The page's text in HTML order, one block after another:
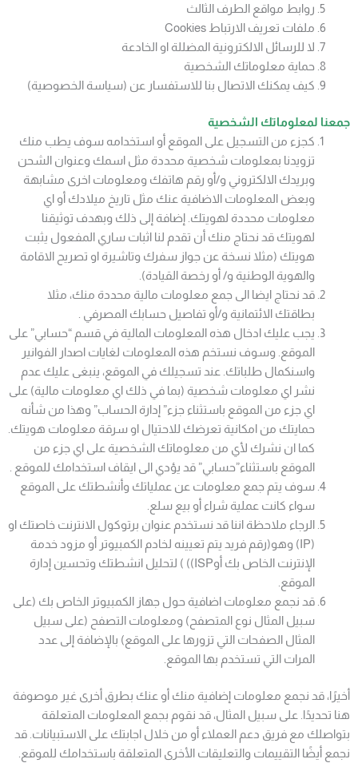
روابط مواقع الطرف الثالث
ملفات تعريف الارتباط Cookies
لا للرسائل الالكترونية المضللة او الخادعة
حماية معلوماتك الشخصية
كيف يمكنك الاتصال بنا للاستفسار عن (سياسة الخصوصية)
جمعنا لمعلوماتك الشخصية
كجزء من التسجيل على الموقع أو استخدامه سوف يطب منك
تزويدنا بمعلومات شخصية محددة مثل اسمك وعنوان الشحن
وبريدك الالكتروني و/أو رقم هاتفك ومعلومات اخرى مشابهة
وبعض المعلومات الاضافية عنك مثل تاريخ ميلادك أو اي
معلومات محددة لهويتك. إضافة إلى ذلك وبهدف توثيقنا
لهويتك قد نحتاج منك أن تقدم لنا اثبات ساري المفعول يثبت
هويتك (مثلا نسخة عن جواز سفرك وتاشيرة او تصريح الاقامة
والهوية الوطنية و/ أو رخصة القيادة).
قد نحتاج ايضا الى جمع معلومات مالية محددة منك، مثلا
بطاقتك الائتمانية و/أو تفاصيل حسابك المصرفي .
يجب عليك ادخال هذه المعلومات المالية في قسم “حسابي” على
الموقع. وسوف نستخم هذه المعلومات لغايات اصدار الفوانير
واسنكمال طلباتك. عند تسجيلك في الموقع، ينبغى عليك عدم
نشر اي معلومات شخصية (بما في ذلك اي معلومات مالية) على
اي جزء من الموقع باستثناء جزء” إدارة الحساب” وهذا من شأنه
حمايتك من امكانية تعرضك للاحتيال او سرقة معلومات هويتك.
كما ان نشرك لأي من معلوماتك الشخصية على اي جزء من
الموقع باستثناء”حسابي” قد يؤدي الى ايقاف استخدامك للموقع .
سوف يتم جمع معلومات عن عملياتك وأنشطتك على الموقع
سواء كانت عملية شراء أو بيع سلع.
الرجاء ملاحظة اننا قد نستخدم عنوان برتوكول الانترنت خاصتك او
(IP) وهو(رقم فريد يتم تعيينه لخادم الكمبيوتر أو مزود خدمة
الإنترنت الخاص بك أوISP)) ) لتحليل انشطتك وتحسين إدارة
الموقع.
قد نجمع معلومات اضافية حول جهاز الكمبيوتر الخاص بك (على
سبيل المثال نوع المتصفح) ومعلومات التصفح (على سبيل
المثال الصفحات التي تزورها على الموقع) بالإضافة إلى عدد
المرات التي تستخدم بها الموقع.
أخيرًا، قد نجمع معلومات إضافية منك أو عنك بطرق أخرى غير موصوفة
هنا تحديدًا. على سبيل المثال، قد نقوم بجمع المعلومات المتعلقة
بتواصلك مع فريق دعم العملاء أو من خلال اجابتك على الاستبيانات. قد
نجمع أيضًا التقييمات والتعليقات الأخرى المتعلقة باستخدامك للموقع.